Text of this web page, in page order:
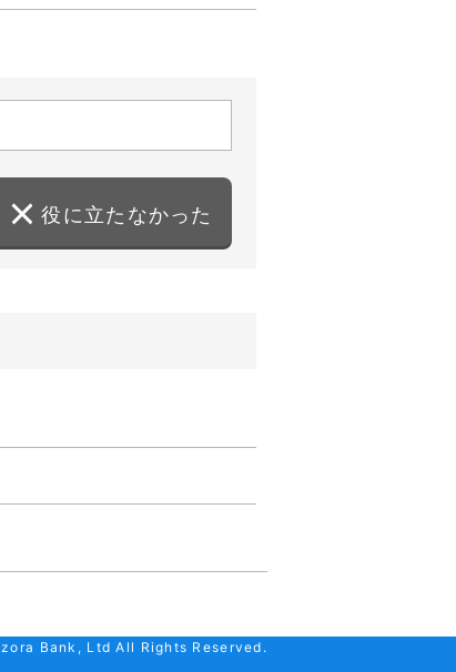
役に立たなかった
Bank, Ltd All Rights Reserved.